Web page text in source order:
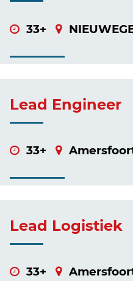
33+
Lead Engineer
33+
Lead Logistiek
33+